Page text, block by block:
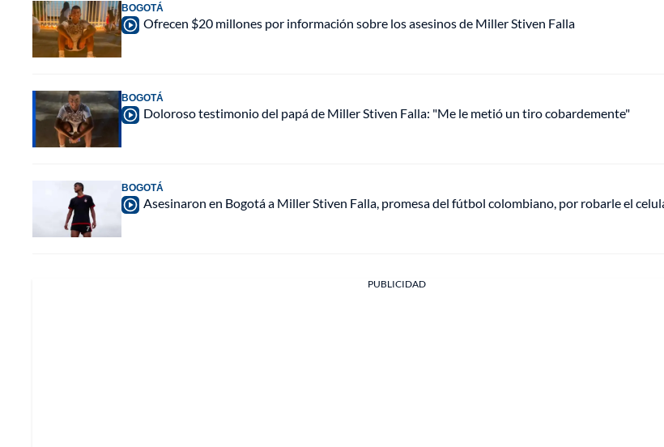
BOGOTÁ
Ofrecen $20 millones por información sobre los asesinos de Miller Stiven Falla
BOGOTÁ
Doloroso testimonio del papá de Miller Stiven Falla: "Me le metió un tiro cobardemente"
BOGOTÁ
Asesinaron en Bogotá a Miller Stiven Falla, promesa del fútbol colombiano, por robarle el
PUBLICIDAD